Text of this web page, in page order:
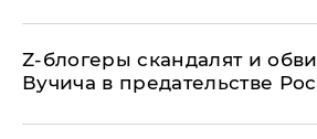
Z-блогеры скандалят и
Вучича в предательстве